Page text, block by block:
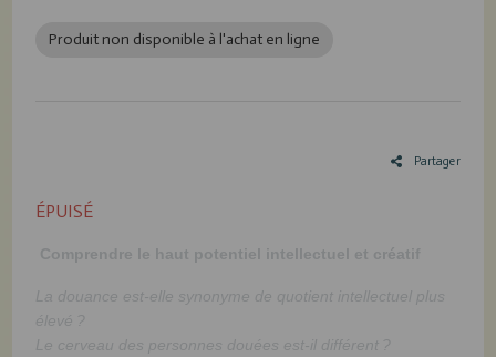
Produit non disponible à l'achat en ligne
Partager
ÉPUISÉ
Comprendre le haut potentiel intellectuel et créatif
La douance est-elle synonyme de quotient intellectuel plus
élevé ?
Le cerveau des personnes douées est-il différent ?